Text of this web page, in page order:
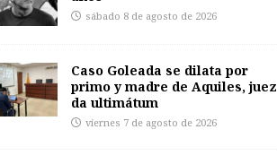
sábado 8 de agosto de 2026
Caso Goleada se dilata por
primo y madre de Aquiles, juez
da ultimátum
viernes 7 de agosto de 2026